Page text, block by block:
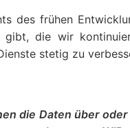
des frühen
gibt, die wir
stetig zu
die Daten über